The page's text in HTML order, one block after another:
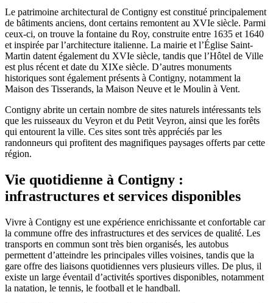
Le patrimoine architectural de Contigny est constitué principalement
de bâtiments anciens, dont certains remontent au XVIe siècle. Parmi
ceux-ci, on trouve la fontaine du Roy, construite entre 1635 et 1640
et inspirée par l’architecture italienne. La mairie et l’Église Saint-
Martin datent également du XVIe siècle, tandis que l’Hôtel de Ville
est plus récent et date du XIXe siècle. D’autres monuments
historiques sont également présents à Contigny, notamment la
Maison des Tisserands, la Maison Neuve et le Moulin à Vent.
Contigny abrite un certain nombre de sites naturels intéressants tels
que les ruisseaux du Veyron et du Petit Veyron, ainsi que les forêts
qui entourent la ville. Ces sites sont très appréciés par les
randonneurs qui profitent des magnifiques paysages offerts par cette
région.
Vie quotidienne à Contigny :
infrastructures et services disponibles
Vivre à Contigny est une expérience enrichissante et confortable car
la commune offre des infrastructures et des services de qualité. Les
transports en commun sont très bien organisés, les autobus
permettent d’atteindre les principales villes voisines, tandis que la
gare offre des liaisons quotidiennes vers plusieurs villes. De plus, il
existe un large éventail d’activités sportives disponibles, notamment
la natation, le tennis, le football et le handball.